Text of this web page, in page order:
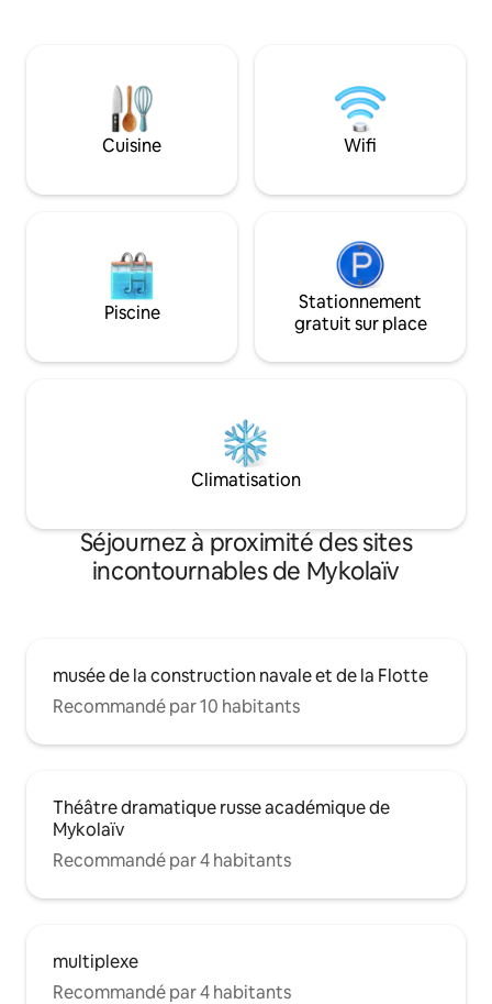
ville. Vous apprécierez mon logement
pour le quartier, les personnes et la
lumière. C'est le meilleur appartement
pour les couples, les aventuriers en solo
commodités
Supermarché,
McDonald 's,
Cuisine Wifi
Piscine
Stationnement
gratuit sur place
Climatisation
Séjournez à proximité des sites
incontournables de Mykolaïv
musée de la construction navale et de la Flotte
Recommandé par 10 habitants
Théâtre dramatique russe académique de
Mykolaïv
Recommandé par 4 habitants
multiplexe
Recommandé par 4 habitants